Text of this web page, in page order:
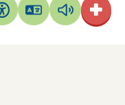
Toegankelijkheid
Pagina
vertalen
Pagina
voorlezen